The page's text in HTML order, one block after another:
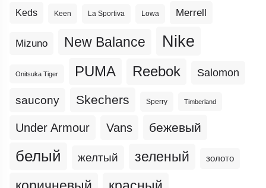
Keds Keen La Sportiva Lowa Merrell
Mizuno New Balance Nike
Onitsuka Tiger PUMA Reebok Salomon
saucony Skechers Sperry Timberland
Under Armour Vans бежевый
белый желтый зеленый золото